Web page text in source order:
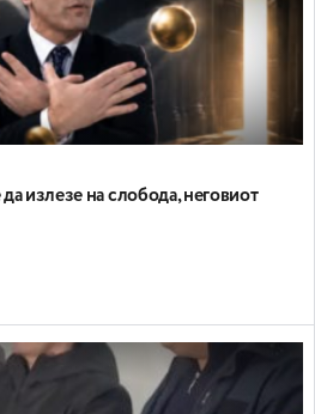
излезе на слобода, неговиот